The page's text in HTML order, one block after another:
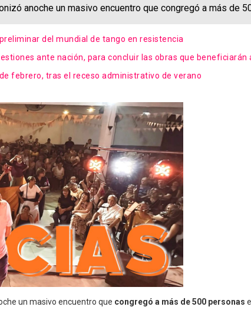
anoche un masivo encuentro que congregó a más de
del mundial de tango en resistencia
ante nación, para concluir las obras que beneficiarán
febrero, tras el receso administrativo de verano
un masivo encuentro que congregó a más de 500 personas